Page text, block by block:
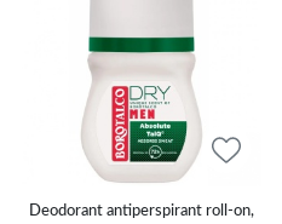
Deodorant antiperspirant roll-on,